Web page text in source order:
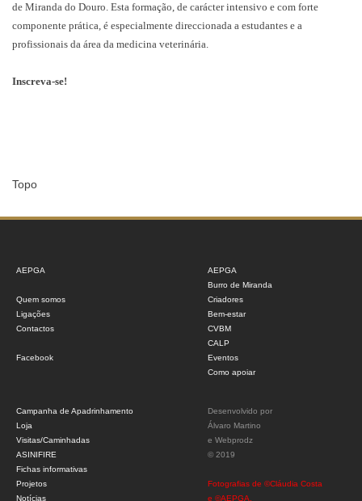
de Miranda do Douro. Esta formação, de carácter intensivo e com forte
componente prática, é especialmente direccionada a estudantes e a
profissionais da área da medicina veterinária.
Inscreva-se!
Topo
AEPGA
Quem somos
Ligações
Contactos
Facebook
AEPGA
Burro de Miranda
Criadores
Bem-estar
CVBM
CALP
Eventos
Como apoiar
Campanha de Apadrinhamento
Loja
Visitas/Caminhadas
ASINIFIRE
Fichas informativas
Projetos
Notícias
Desenvolvido por
Álvaro Martino
e Webprodz
© 2019
Fotografias de ©Cláudia Costa
e ©AEPGA.